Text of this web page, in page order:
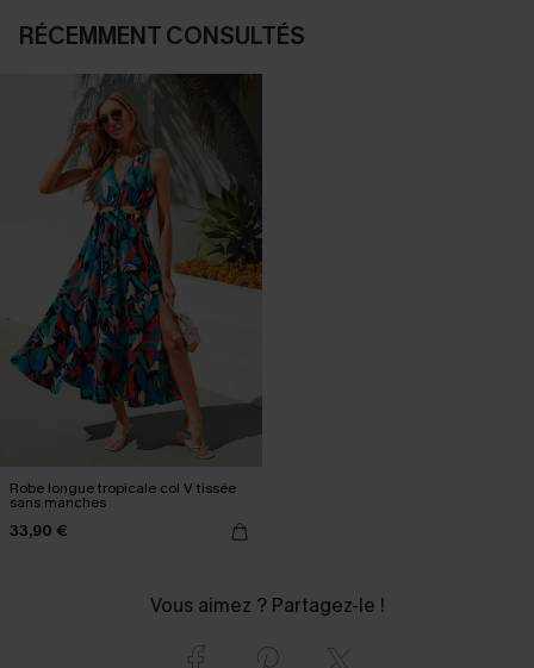
RÉCEMMENT CONSULTÉS
Robe longue tropicale col V tissée
sans manches
33,90 €
Vous aimez ? Partagez-le !